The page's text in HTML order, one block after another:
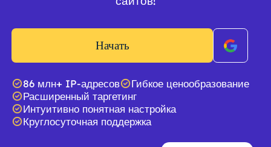
Начать
86 млн+ IP-адресов
Гибкое ценообразование
Расширенный таргетинг
Интуитивно понятная настройка
Круглосуточная поддержка